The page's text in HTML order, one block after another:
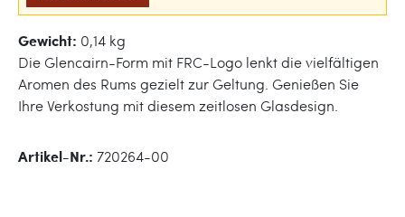
Gewicht: 0,14 kg
Die Glencairn-Form mit FRC-Logo lenkt die vielfältigen
Aromen des Rums gezielt zur Geltung. Genießen Sie
Ihre Verkostung mit diesem zeitlosen Glasdesign.
Artikel-Nr.: 720264-00